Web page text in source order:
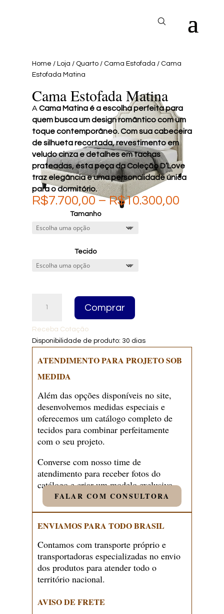
Home / Loja / Quarto / Cama Estofada / Cama
Estofada Matina
Cama Estofada Matina
A Cama Matina é a escolha perfeita para
quem busca um design romântico com um
toque contemporâneo. Com sua cabeceira
de silhueta recortada, revestimento em
veludo cinza e detalhes em tachas
prateadas, esta peça daColeção D’Love
traz elegância e uma personalidade única
para o dormitório.
R$7.700,00 – R$10.300,00
Tamanho
Tecido
Estofada
quantidade
Comprar
Receba Cotação
Disponibilidade de produto: 30 dias
ATENDIMENTO PARA PROJETO SOB
MEDIDA
Além das opções disponíveis no site,
desenvolvemos medidas especiais e
oferecemos um catálogo completo de
tecidos para combinar perfeitamente
com o seu projeto.
Converse com nosso time de
atendimento para receber fotos do
catálogo e criar um modelo exclusivo.
FALAR COM CONSULTORA
ENVIAMOS PARA TODO BRASIL
Contamos com transporte próprio e
transportadoras especializadas no envio
dos produtos para atender todo o
território nacional.
AVISO DE FRETE